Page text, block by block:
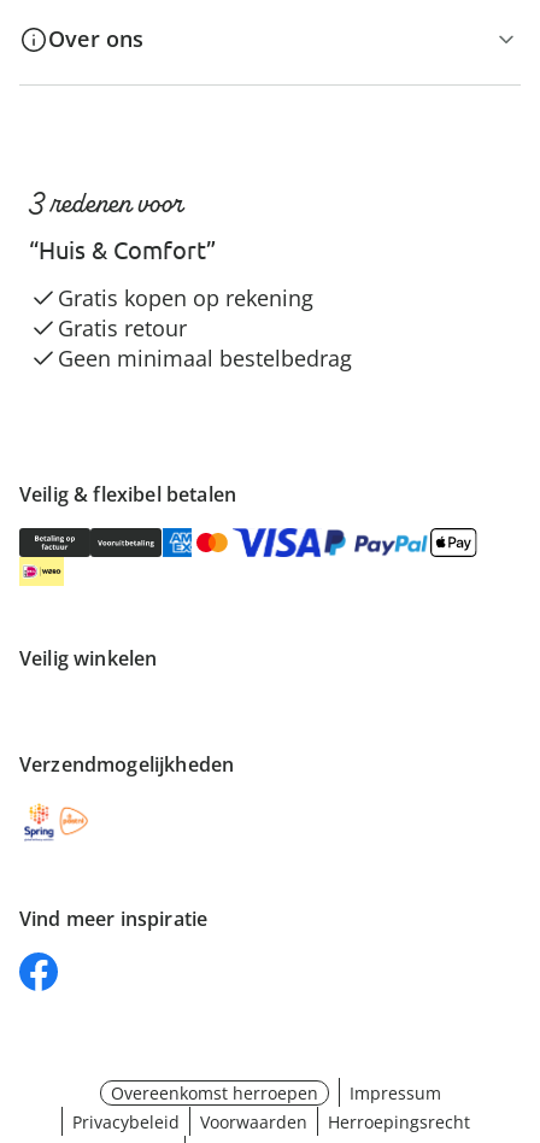
Over ons
Veilig & flexibel betalen
Veilig winkelen
Verzendmogelijkheden
Vind meer inspiratie
3 redenen voor
“Huis & Comfort”
Gratis kopen op rekening
Gratis retour
Geen minimaal bestelbedrag
Overeenkomst herroepen
Impressum
Privacybeleid
Voorwaarden
Herroepingsrecht